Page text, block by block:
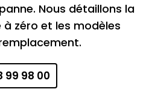
Nous détaillons la
zéro et les modèles
99 98 00